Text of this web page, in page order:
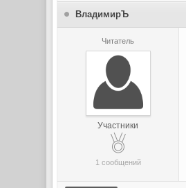
ВладимирЪ
Читатель
Участники
1 сообщений